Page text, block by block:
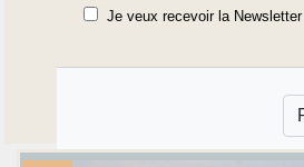
Je veux recevoir la Newsletter